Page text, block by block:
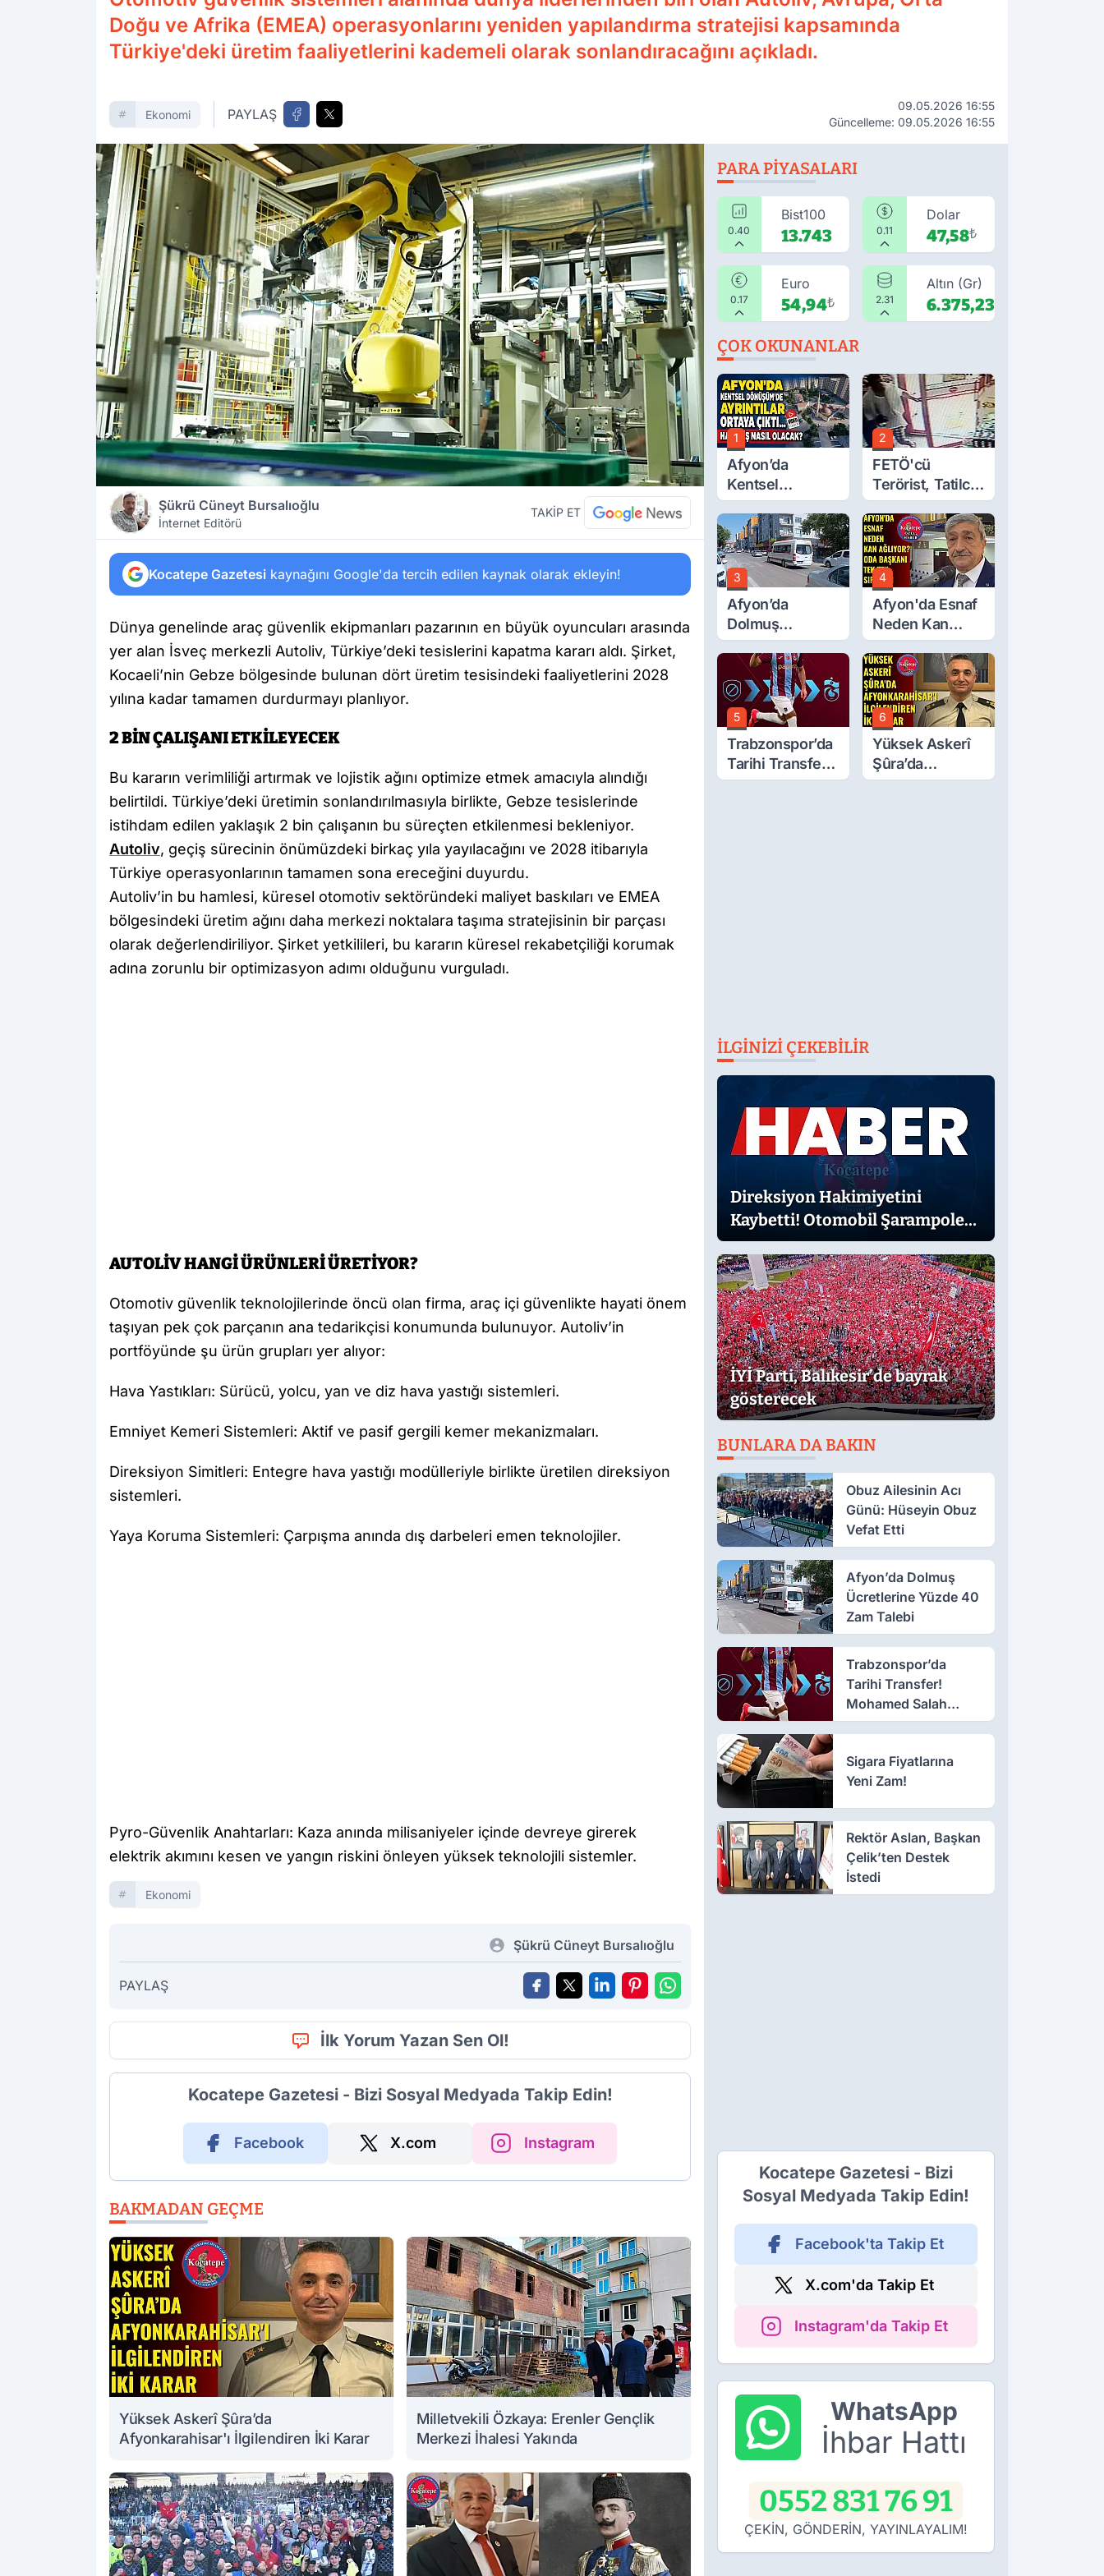
Doğu ve Afrika (EMEA) operasyonlarını yeniden yapılandırma stratejisi kapsamında
Türkiye'deki üretim faaliyetlerini kademeli olarak sonlandıracağını açıkladı.
Ekonomi PAYLAŞ
09.05.2026 16:55
Güncelleme: 09.05.2026 16:55
Şükrü Cüneyt Bursalıoğlu
İnternet Editörü
TAKİP ET
Kocatepe Gazetesi kaynağını Google'da tercih edilen kaynak olarak ekleyin!
Dünya genelinde araç güvenlik ekipmanları pazarının en büyük oyuncuları arasında
yer alan İsveç merkezli Autoliv, Türkiye’deki tesislerini kapatma kararı aldı. Şirket,
Kocaeli’nin Gebze bölgesinde bulunan dört üretim tesisindeki faaliyetlerini 2028
yılına kadar tamamen durdurmayı planlıyor.
2 BİN ÇALIŞANI ETKİLEYECEK
Bu kararın verimliliği artırmak ve lojistik ağını optimize etmek amacıyla alındığı
belirtildi. Türkiye’deki üretimin sonlandırılmasıyla birlikte, Gebze tesislerinde
istihdam edilen yaklaşık 2 bin çalışanın bu süreçten etkilenmesi bekleniyor.
Autoliv, geçiş sürecinin önümüzdeki birkaç yıla yayılacağını ve 2028 itibarıyla
Türkiye operasyonlarının tamamen sona ereceğini duyurdu.
Autoliv’in bu hamlesi, küresel otomotiv sektöründeki maliyet baskıları ve EMEA
bölgesindeki üretim ağını daha merkezi noktalara taşıma stratejisinin bir parçası
olarak değerlendiriliyor. Şirket yetkilileri, bu kararın küresel rekabetçiliği korumak
adına zorunlu bir optimizasyon adımı olduğunu vurguladı.
AUTOLİV HANGİ ÜRÜNLERİ ÜRETİYOR?
Otomotiv güvenlik teknolojilerinde öncü olan firma, araç içi güvenlikte hayati önem
taşıyan pek çok parçanın ana tedarikçisi konumunda bulunuyor. Autoliv’in
portföyünde şu ürün grupları yer alıyor:
Hava Yastıkları: Sürücü, yolcu, yan ve diz hava yastığı sistemleri.
Emniyet Kemeri Sistemleri: Aktif ve pasif gergili kemer mekanizmaları.
Direksiyon Simitleri: Entegre hava yastığı modülleriyle birlikte üretilen direksiyon
sistemleri.
Yaya Koruma Sistemleri: Çarpışma anında dış darbeleri emen teknolojiler.
Pyro-Güvenlik Anahtarları: Kaza anında milisaniyeler içinde devreye girerek
elektrik akımını kesen ve yangın riskini önleyen yüksek teknolojili sistemler.
Ekonomi
Şükrü Cüneyt Bursalıoğlu
PAYLAŞ
İlk Yorum Yazan Sen Ol!
Kocatepe Gazetesi - Bizi Sosyal Medyada Takip Edin!
Facebook X.com Instagram
BAKMADAN GEÇME
Yüksek Askerî Şûra’da
Afyonkarahisar'ı İlgilendiren İki Karar
Milletvekili Özkaya: Erenler Gençlik
Merkezi İhalesi Yakında
PARA PIYASALARI
0.40
Bist100
13.743 0.11
Dolar
47,58₺
0.17
Euro
54,94₺ 2.31
Altın (Gr)
6.375,23
ÇOK OKUNANLAR
1
Afyon’da
Kentsel
Dönüşüm’de
Ayrıntılar Ortaya
Çıktı… Hakediş
Nasıl Olacak?
2
FETÖ'cü
Terörist, Tatilci
Gibi Kaçmış
3
Afyon’da
Dolmuş
Ücretlerine
Yüzde 40 Zam
Talebi
4
Afyon'da Esnaf
Neden Kan
Ağlıyor? Oda
Başkanı Tek Tek
Sıraladı
5
Trabzonspor’da
Tarihi Transfer!
Mohamed Salah
6
Yüksek Askerî
Şûra’da
Afyonkarahisar'ı
İLGINIZI ÇEKEBILIR
Direksiyon Hakimiyetini
Kaybetti! Otomobil Şarampole
Uçtu
İYİ Parti, Balıkesir’de bayrak
gösterecek
BUNLARA DA BAKIN
Obuz Ailesinin Acı
Günü: Hüseyin Obuz
Vefat Etti
Afyon’da Dolmuş
Ücretlerine Yüzde 40
Zam Talebi
Trabzonspor’da
Tarihi Transfer!
Mohamed Salah
Geliyor
Sigara Fiyatlarına
Yeni Zam!
Rektör Aslan, Başkan
Çelik’ten Destek
İstedi
Kocatepe Gazetesi - Bizi
Sosyal Medyada Takip Edin!
Facebook'ta Takip Et
X.com'da Takip Et
Instagram'da Takip Et
WhatsApp
İhbar Hattı
0552 831 76 91
ÇEKİN, GÖNDERİN, YAYINLAYALIM!